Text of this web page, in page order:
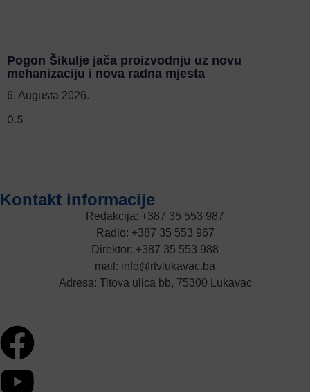
Pogon Šikulje jača proizvodnju uz novu
mehanizaciju i nova radna mjesta
6. Augusta 2026.
Kontakt informacije
Redakcija: +387 35 553 987
Radio: +387 35 553 967
Direktor: +387 35 553 988
mail: info@rtvlukavac.ba
Adresa: Titova ulica bb, 75300 Lukavac